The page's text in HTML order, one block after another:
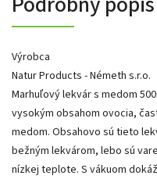
Výrobca
Natur Products - Németh s.r.o.
Marhuľový lekvár s medom
vysokým obsahom ovocia,
medom. Obsahovo sú tieto
bežným lekvárom, lebo sú
nízkej teplote. S vákuom